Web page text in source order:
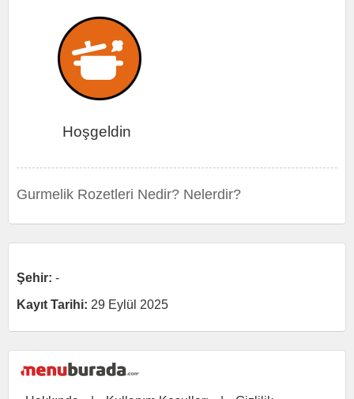
Hoşgeldin
Gurmelik Rozetleri Nedir? Nelerdir?
Şehir: -
Kayıt Tarihi: 29 Eylül 2025